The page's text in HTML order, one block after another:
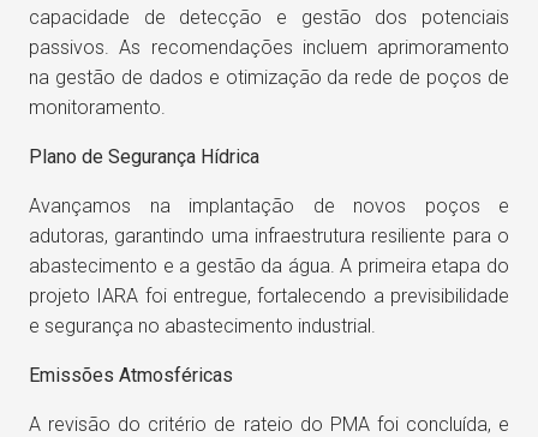
capacidade de detecção e gestão dos potenciais
passivos. As recomendações incluem aprimoramento
na gestão de dados e otimização da rede de poços de
monitoramento.
Plano de Segurança Hídrica
Avançamos na implantação de novos poços e
adutoras, garantindo uma infraestrutura resiliente para o
abastecimento e a gestão da água. A primeira etapa do
projeto IARA foi entregue, fortalecendo a previsibilidade
e segurança no abastecimento industrial.
Emissões Atmosféricas
A revisão do critério de rateio do PMA foi concluída, e